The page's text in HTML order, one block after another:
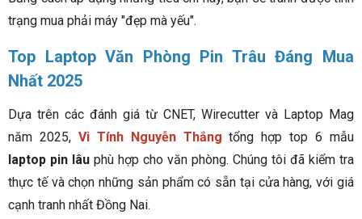
trạng mua phải máy "đẹp mà yếu".
Top Laptop Văn Phòng Pin Trâu Đáng Mua
Nhất 2025
Dựa trên các đánh giá từ CNET, Wirecutter và Laptop Mag
năm 2025, Vi Tính Nguyễn Thắng tổng hợp top 6 mẫu
laptop pin lâu phù hợp cho văn phòng. Chúng tôi đã kiểm tra
thực tế và chọn những sản phẩm có sẵn tại cửa hàng, với giá
cạnh tranh nhất Đồng Nai.